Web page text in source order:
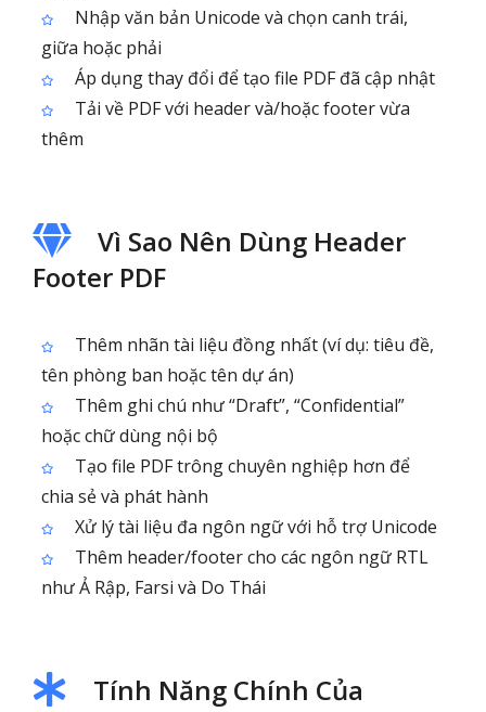
Nhập văn bản Unicode và chọn canh trái,
giữa hoặc phải
Áp dụng thay đổi để tạo file PDF đã cập nhật
Tải về PDF với header và/hoặc footer vừa
thêm
Vì Sao Nên Dùng Header
Footer PDF
Thêm nhãn tài liệu đồng nhất (ví dụ: tiêu đề,
tên phòng ban hoặc tên dự án)
Thêm ghi chú như “Draft”, “Confidential”
hoặc chữ dùng nội bộ
Tạo file PDF trông chuyên nghiệp hơn để
chia sẻ và phát hành
Xử lý tài liệu đa ngôn ngữ với hỗ trợ Unicode
Thêm header/footer cho các ngôn ngữ RTL
như Ả Rập, Farsi và Do Thái
Tính Năng Chính Của